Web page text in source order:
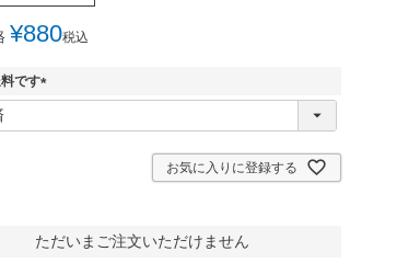
¥880税込
です
(
お気に入りに登録する
ただいまご注文いただけません